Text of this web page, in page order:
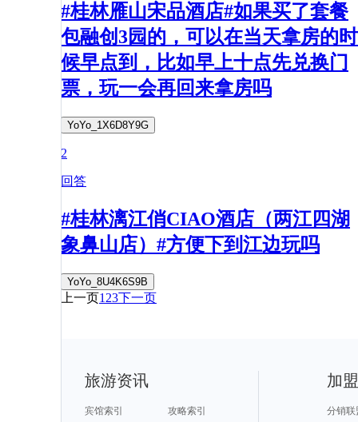
#桂林雁山宋品酒店#如果买了套餐
包融创3园的，可以在当天拿房的时
候早点到，比如早上十点先兑换门
票，玩一会再回来拿房吗
YoYo_1X6D8Y9G
2
回答
#桂林漓江俏CIAO酒店（两江四湖
象鼻山店）#方便下到江边玩吗
YoYo_8U4K6S9B
上一页1 23下一页
旅游资讯
宾馆索引
攻略索引
加
分销联